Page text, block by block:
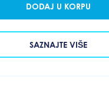
DODAJ U KORPU
SAZNAJTE VIŠE